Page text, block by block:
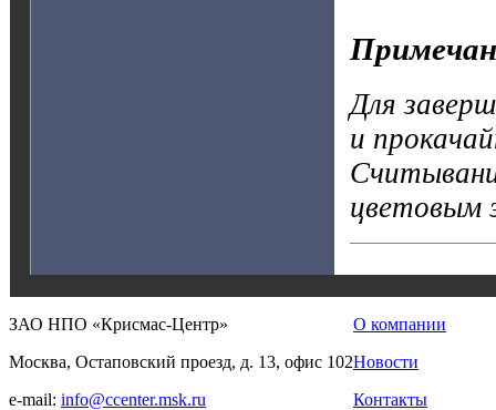
Для
и
цветовым
ЗАО НПО «Крисмас-Центр»
Москва, Остаповский проезд, д. 13, офис 102
e-mail: info@ccenter.msk.ru
О компании
Новости
Контакты